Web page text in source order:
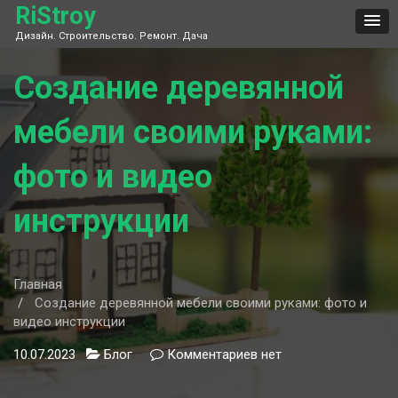
Skip
content
RiStroy
Дизайн. Строительство. Ремонт. Дача
Создание деревянной
мебели своими руками:
фото и видео
инструкции
Главная
Создание деревянной мебели своими руками: фото и
видео инструкции
10.07.2023 Блог Комментариев кнет